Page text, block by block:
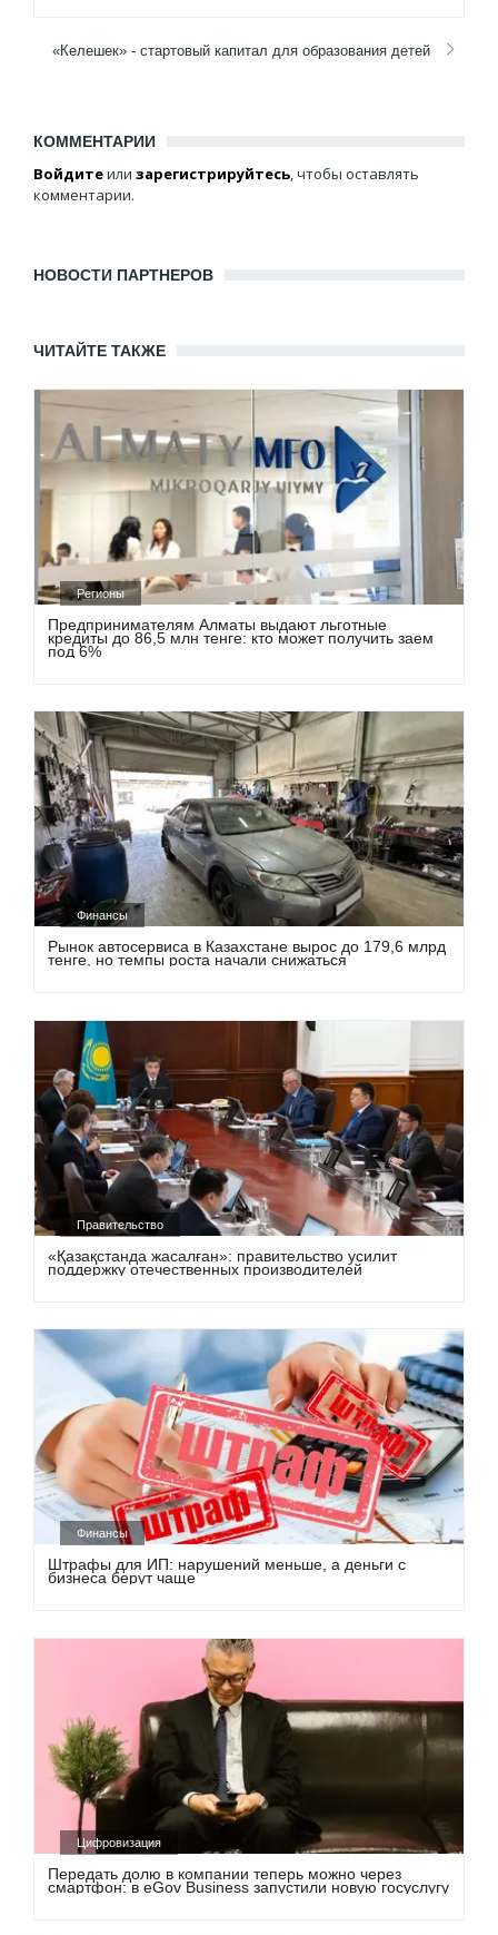
«Келешек» - стартовый капитал для образования детей
КОММЕНТАРИИ
Войдитеили зарегистрируйтесь, чтобы оставлять
комментарии.
НОВОСТИ ПАРТНЕРОВ
ЧИТАЙТЕ ТАКЖЕ
Регионы
Предпринимателям Алматы выдают льготные
кредиты до 86,5 млн тенге: кто может получить заем
под 6%
Финансы
Рынок автосервиса в Казахстане вырос до 179,6 млрд
тенге, но темпы роста начали снижаться
Правительство
«Қазақстанда жасалған»: правительство усилит
поддержку отечественных производителей
Финансы
Штрафы для ИП: нарушений меньше, а деньги с
бизнеса берут чаще
Цифровизация
Передать долю в компании теперь можно через
смартфон: в eGov Business запустили новую госуслугу